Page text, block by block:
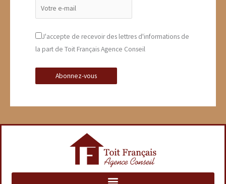
J'accepte de recevoir des lettres d'informations de
la part de Toit Français Agence Conseil